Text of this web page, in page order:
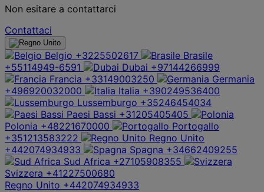
Non esitare a contattarci
Contattaci
Belgio +3225502617
Brasile
+55114949-6591
Dubai +97144266999
Francia +33149003250
Germania
+496920032000
Italia +390249536400
Lussemburgo +35246454034
Paesi Bassi +31205405405
Polonia +48221670000
Portogallo
+351213583222
Regno Unito
+442074934933
Spagna +34662409255
Sud Africa +27105908355
Svizzera +41227500680
Regno Unito +442074934933